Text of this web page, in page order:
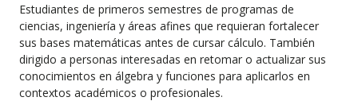
Estudiantes de primeros semestres de programas de
ciencias, ingeniería y áreas afines que requieran fortalecer
sus bases matemáticas antes de cursar cálculo. También
dirigido a personas interesadas en retomar o actualizar sus
conocimientos en álgebra y funciones para aplicarlos en
contextos académicos o profesionales.